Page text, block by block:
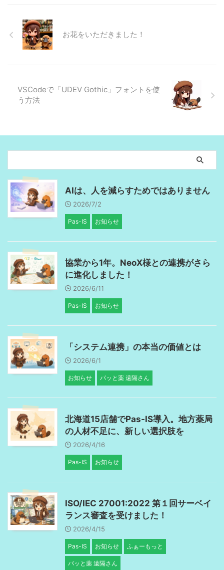
お花をいただきました！
VSCodeで「UDEV Gothic」フォントを使
う方法
AIは、人を減らすためではありません
2026/7/2
Pas-IS お知らせ
協業から1年。NeoX様との連携がさら
に進化しました！
2026/6/11
Pas-IS お知らせ
「システム連携」の本当の価値とは
2026/6/1
お知らせ パッと薬 遠隔さん
北海道15店舗でPas-IS導入。地方薬局
の人材不足に、新しい選択肢を
2026/4/16
Pas-IS お知らせ
ISO/IEC 27001:2022 第１回サーベイ
ランス審査を受けました！
2026/4/15
Pas-IS お知らせ ふぁーもっと
パッと薬 遠隔さん